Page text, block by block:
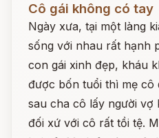
Cô gái không có tay
Ngày xưa, tại một làng
sống với nhau rất hạnh
con gái xinh đẹp, kháu
được bốn tuổi thì mẹ cô
sau cha cô lấy người vợ
đối xứ với cô rất tồi tệ.